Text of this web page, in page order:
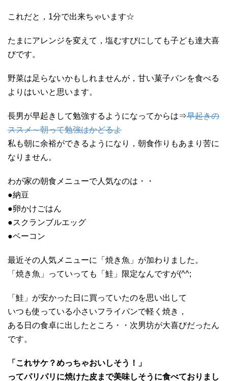
これだと，1分で出来ちゃいます☆
たまにアレンジを変えて，塩むすびにしても子ども達大喜
びです。
野菜は足らないかもしれませんが，甘い菓子パンを食べる
よりはいいと思います。
長男が早起きして勉強するようになってからは⇒早起きの
ススメ～朝って勉強はかどるよ
私も朝に余裕ができるようになり，朝食作りもあまり苦に
なりません。
わが家の朝食メニューで人気なのは・・
●納豆
●卵かけごはん
●スクランブルエッグ
●ベーコン
最近その人気メニューに「焼き魚」が加わりました。
「焼き魚」っていっても「鮭」限定なんですが(^^;
「鮭」が安かった日に買っていたのを思い出して
いつも使っている小さいフライパンで軽く焼き，
ある日の食卓に出したところ・・次男坊が大喜びだったん
です。
「これサケ？めっちゃおいしそう！」
ってパリパリに焼けた皮まで美味しそうに食べておりまし